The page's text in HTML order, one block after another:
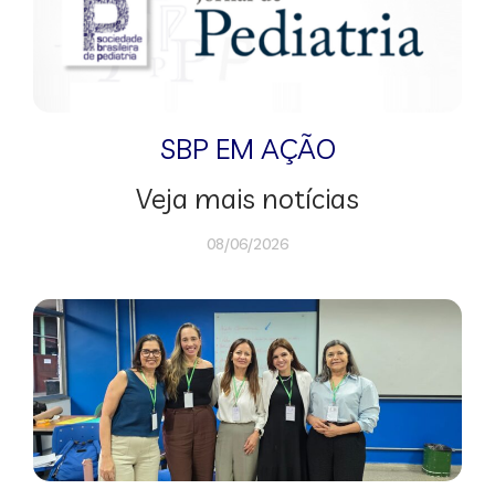
SBP EM AÇÃO
Veja mais notícias
08/06/2026